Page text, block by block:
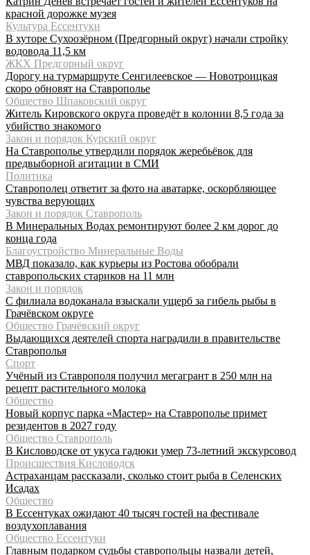
красной дорожке музея
Культура Ессентуки
В хуторе Сухоозёрном (Предгорный округ) начали стройку
водовода 11,5 км
ЖКХ Предгорный округ
Дорогу на турмаршруте Сенгилеевское — Новотроицкая
скоро обновят на Ставрополье
Общество Шпаковский округ
Житель Кировского округа проведёт в колонии 8,5 года за
убийство знакомого
Закон и порядок Курский округ
На Ставрополье утвердили порядок жеребьёвок для
предвыборной агитации в СМИ
Политика
Ставрополец ответит за фото на аватарке, оскорбляющее
чувства верующих
Закон и порядок Ставрополь
В Минеральных Водах ремонтируют более 2 км дорог до
конца года
Благоустройство Минеральные Воды
МВД показало, как курьеры из Ростова обобрали
ставропольских стариков на 11 млн
Закон и порядок
С филиала водоканала взыскали ущерб за гибель рыбы в
Грачёвском округе
Общество Грачёвский округ
Выдающихся деятелей спорта наградили в правительстве
Ставрополья
Спорт
Учёный из Ставрополя получил мегагрант в 250 млн на
рецепт растительного молока
Общество
Новый корпус парка «Мастер» на Ставрополье примет
резидентов в 2027 году
Общество Ставрополь
В Кисловодске от укуса гадюки умер 73-летний экскурсовод
Происшествия Кисловодск
Астраханцам рассказали, сколько стоит рыба в Селенских
Исадах
Общество
В Ессентуках ожидают 40 тысяч гостей на фестивале
воздухоплавания
Общество Ессентуки
Главным подарком судьбы ставропольцы назвали детей,